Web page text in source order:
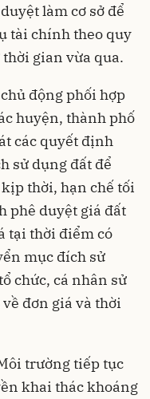
làm cơ sở để
tài chính theo quy
gian vừa qua.
động phối hợp
huyện, thành phố
các quyết định
sử dụng đất để
thời, hạn chế tối
phê duyệt giá đất
tại thời điểm có
mục đích sử
chức, cá nhân sử
đơn giá và thời
trường tiếp tục
khai thác khoáng